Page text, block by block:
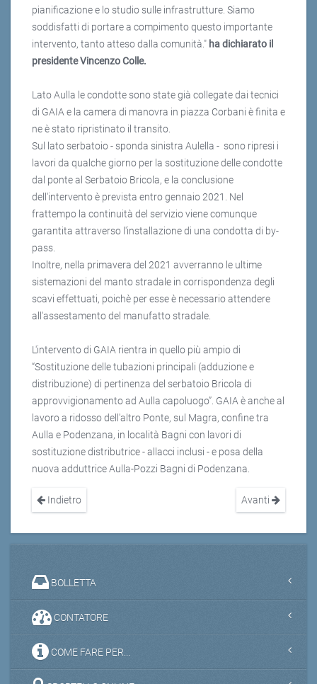
pianificazione e lo studio sulle infrastrutture. Siamo
soddisfatti di portare a compimento questo importante
intervento, tanto atteso dalla comunità." ha dichiarato il
presidente Vincenzo Colle.
Lato Aulla le condotte sono state già collegate dai tecnici
di GAIA e la camera di manovra in piazza Corbani è finita e
ne è stato ripristinato il transito.
Sul lato serbatoio - sponda sinistra Aulella - sono ripresi i
lavori da qualche giorno per la sostituzione delle condotte
dal ponte al Serbatoio Bricola, e la conclusione
dell'intervento è prevista entro gennaio 2021. Nel
frattempo la continuità del servizio viene comunque
garantita attraverso l'installazione di una condotta di by-
pass.
Inoltre, nella primavera del 2021 avverranno le ultime
sistemazioni del manto stradale in corrispondenza degli
scavi effettuati, poichè per esse è necessario attendere
all'assestamento del manufatto stradale.
L'intervento di GAIA rientra in quello più ampio di
“Sostituzione delle tubazioni principali (adduzione e
distribuzione) di pertinenza del serbatoio Bricola di
approvvigionamento ad Aulla capoluogo”. GAIA è anche al
lavoro a ridosso dell'altro Ponte, sul Magra, confine tra
Aulla e Podenzana, in località Bagni con lavori di
sostituzione distributrice - allacci inclusi - e posa della
nuova adduttrice Aulla-Pozzi Bagni di Podenzana.
Indietro Avanti
BOLLETTA
CONTATORE
COME FARE PER...